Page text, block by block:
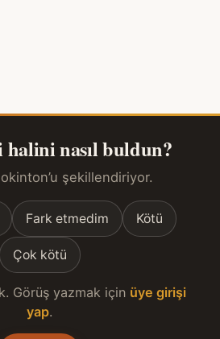
halini nasıl buldun?
şekillendiriyor.
Fark etmedim Kötü
Çok kötü
Görüş yazmak için üye girişi
yap.